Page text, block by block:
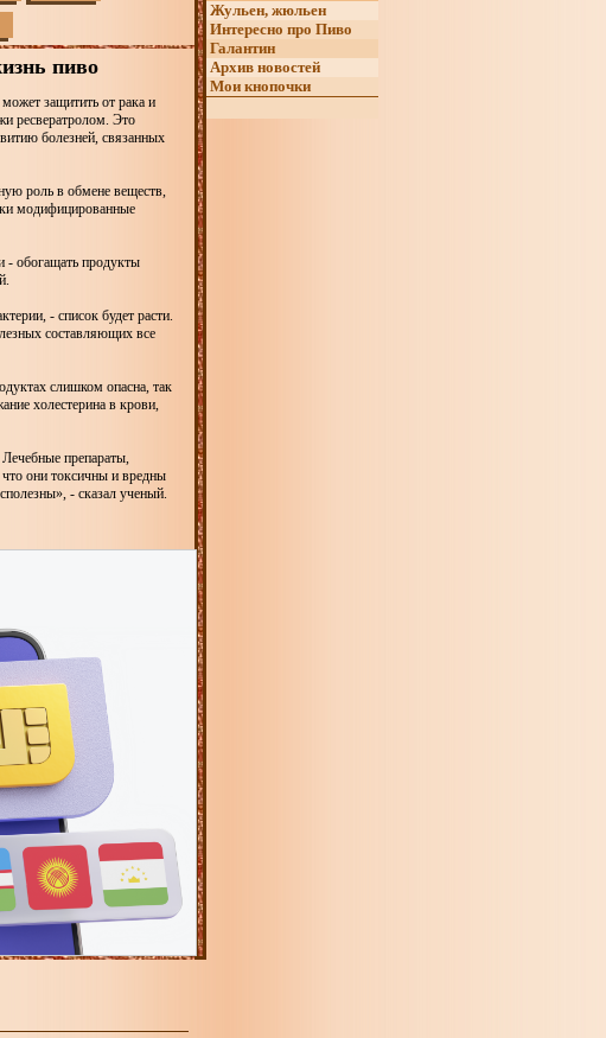
пиво
защитить от рака и
ресвератролом. Это
болезней, связанных
роль в обмене веществ,
модифицированные
- обогащать продукты
- список будет расти.
составляющих все
слишком опасна, так
холестерина в крови,
препараты,
они токсичны и вредны
- сказал ученый.
Жульен, жюльен
Интересно про Пиво
Галантин
Архив новостей
Мои кнопочки